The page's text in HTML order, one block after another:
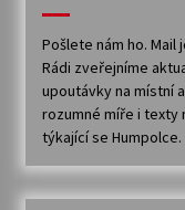
Pošlete nám ho. Mail
Rádi zveřejníme
upoutávky na místní
rozumné míře i texty
týkající se Humpolce.